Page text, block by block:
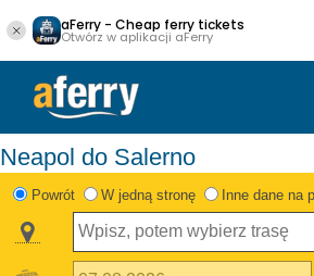
aFerry - Cheap ferry tickets
Otwórz w aplikacji aFerry
Neapol do Salerno
Powrót W jedną stronę Inne dane na